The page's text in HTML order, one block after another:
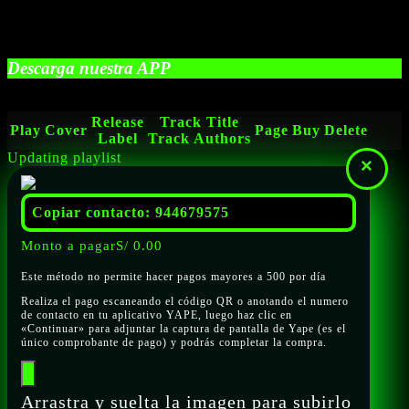
Descarga nuestra APP
Play Cover
Release
Label
Track Title
Track Authors
Page Buy Delete
Updating playlist
×
Copiar contacto: 944679575
Monto a pagarS/ 0.00
Este método no permite hacer pagos mayores a 500 por día
Realiza el pago escaneando el código QR o anotando el numero
de contacto en tu aplicativo YAPE, luego haz clic en
«Continuar» para adjuntar la captura de pantalla de Yape (es el
único comprobante de pago) y podrás completar la compra.
Arrastra y suelta la imagen para subirlo